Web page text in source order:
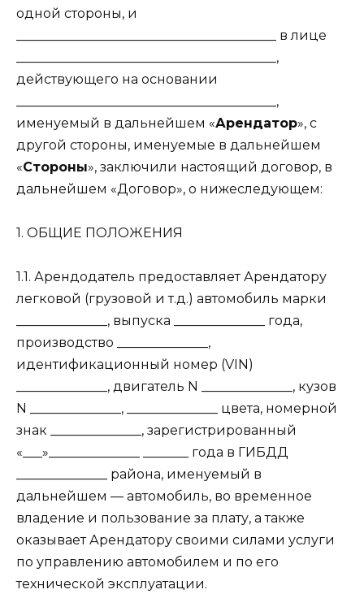
одной стороны, и
________________________________________ в лице
________________________________________,
действующего на основании
________________________________________,
именуемый в дальнейшем «Арендатор», с
другой стороны, именуемые в дальнейшем
«Стороны», заключили настоящий договор, в
дальнейшем «Договор», о нижеследующем:
1. ОБЩИЕ ПОЛОЖЕНИЯ
1.1. Арендодатель предоставляет Арендатору
легковой (грузовой и т.д.) автомобиль марки
______________, выпуска ______________ года,
производство ______________,
идентификационный номер (VIN)
______________, двигатель N ______________, кузов
N ______________, ______________ цвета, номерной
знак ______________, зарегистрированный
«___»______________ _______ года в ГИБДД
______________ района, именуемый в
дальнейшем — автомобиль, во временное
владение и пользование за плату, а также
оказывает Арендатору своими силами услуги
по управлению автомобилем и по его
технической эксплуатации.